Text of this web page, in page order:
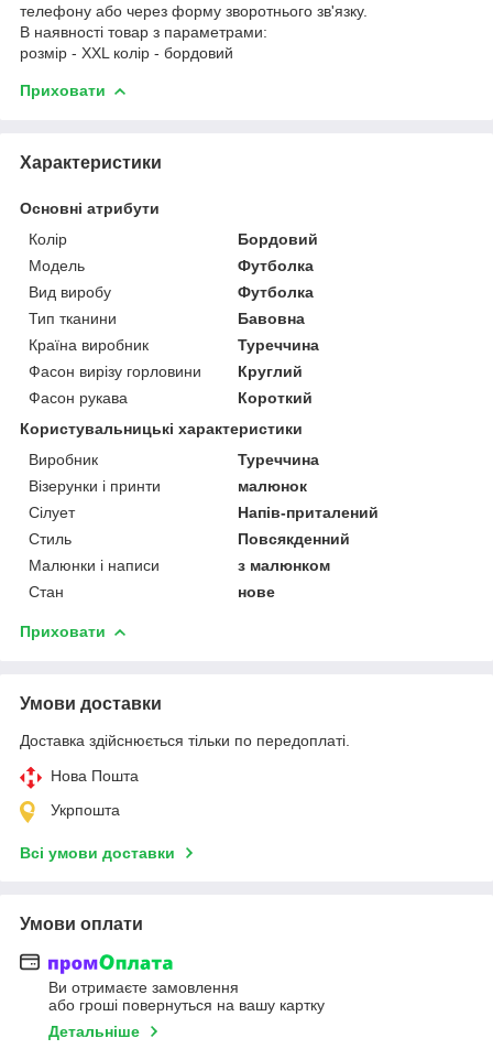
телефону або через форму зворотнього зв'язку.
В наявності товар з параметрами:
розмір - XXL колір - бордовий
Приховати
Характеристики
Основні атрибути
Колір
Бордовий
Модель
Футболка
Вид виробу
Футболка
Тип тканини
Бавовна
Країна виробник
Туреччина
Фасон вирізу горловини
Круглий
Фасон рукава
Короткий
Користувальницькі характеристики
Виробник
Туреччина
Візерунки і принти
малюнок
Сілует
Напів-приталений
Стиль
Повсякденний
Малюнки і написи
з малюнком
Стан
нове
Приховати
Умови доставки
Доставка здійснюється тільки по передоплаті.
Нова Пошта
Укрпошта
Всі умови доставки
Умови оплати
Ви отримаєте замовлення
або гроші повернуться на вашу картку
Детальніше